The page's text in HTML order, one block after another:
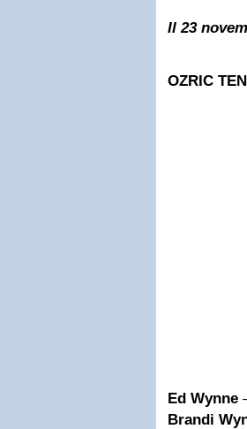
Il 23
OZRIC
Ed Wynne
Brandi